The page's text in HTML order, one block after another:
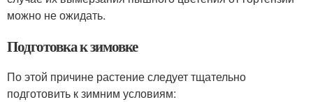
можно не ожидать.
Подготовка к зимовке
По этой причине растение следует тщательно
подготовить к зимним условиям: